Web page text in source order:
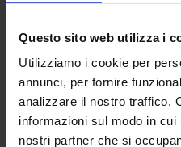
Questo sito web utilizza i
Utilizziamo i cookie per
annunci, per fornire
analizzare il nostro traffico.
informazioni sul modo in
nostri partner che si
Linea oro
Trapunta In Microfibra Milot
69,90€ Da 35,00€